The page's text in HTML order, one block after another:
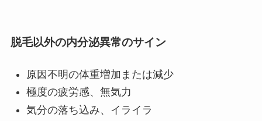
脱毛以外の内分泌異常のサイン
原因不明の体重増加または減少
極度の疲労感、無気力
気分の落ち込み、イライラ